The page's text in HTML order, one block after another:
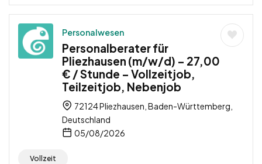
Personalwesen
Personalberater für
Pliezhausen (m/w/d) – 27,00
€ / Stunde – Vollzeitjob,
Teilzeitjob, Nebenjob
72124 Pliezhausen, Baden-Württemberg,
Deutschland
05/08/2026
Vollzeit